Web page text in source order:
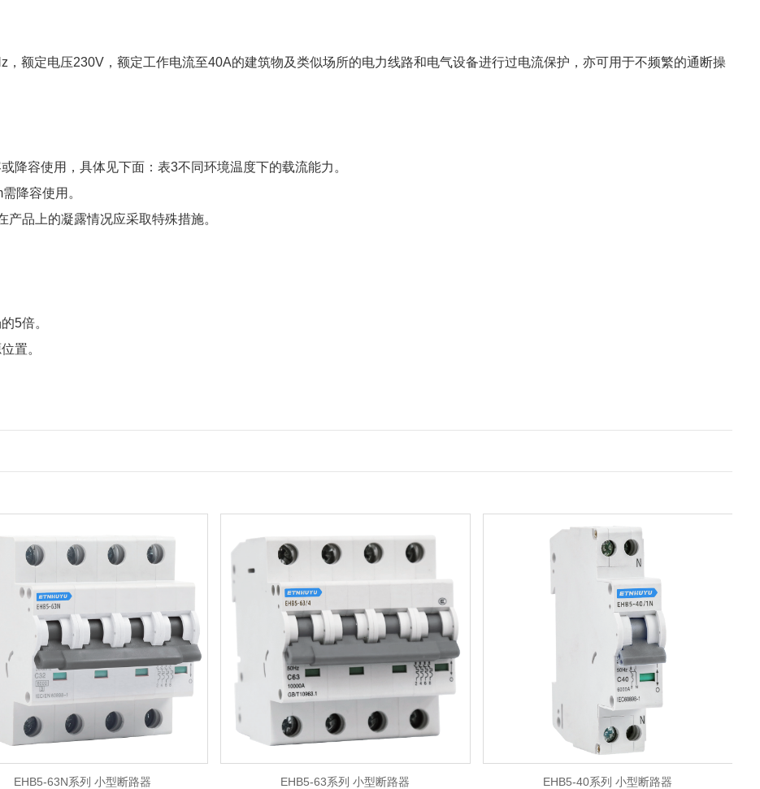
额定电压230V，额定工作电流至40A的建筑物及类似场所的电力线路和电气设备进行过电流保护，亦可用于不频繁的通断操
容使用，具体见下面：表3不同环境温度下的载流能力。
降容使用。
品上的凝露情况应采取特殊措施。
5倍。
置。
EHB5-63N系列 小型断路器 EHB5-63系列 小型断路器 EHB5-40系列 小型断路器